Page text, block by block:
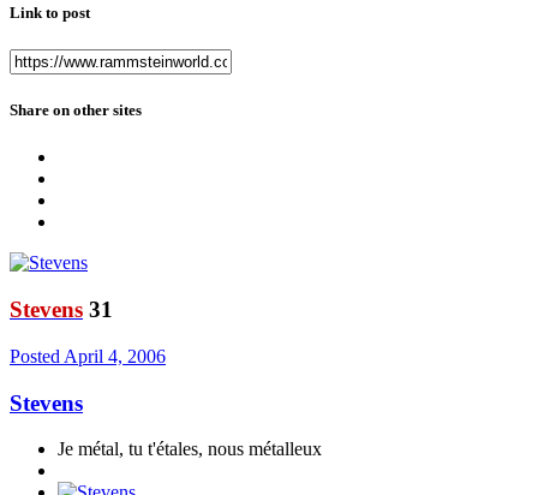
Link to post
Share on other sites
Stevens 31
Posted April 4, 2006
Stevens
Je métal, tu t'étales, nous métalleux